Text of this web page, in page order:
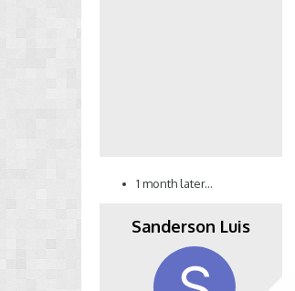
1 month later...
Sanderson Luis